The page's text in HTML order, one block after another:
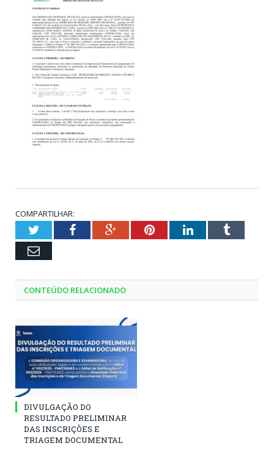
COMPARTILHAR:
TwitterFacebookGoogle+PinterestLinkedInTumblr
Email
CONTEÚDO RELACIONADO
DIVULGAÇÃO DO
RESULTADO PRELIMINAR
DAS INSCRIÇÕES E
TRIAGEM DOCUMENTAL